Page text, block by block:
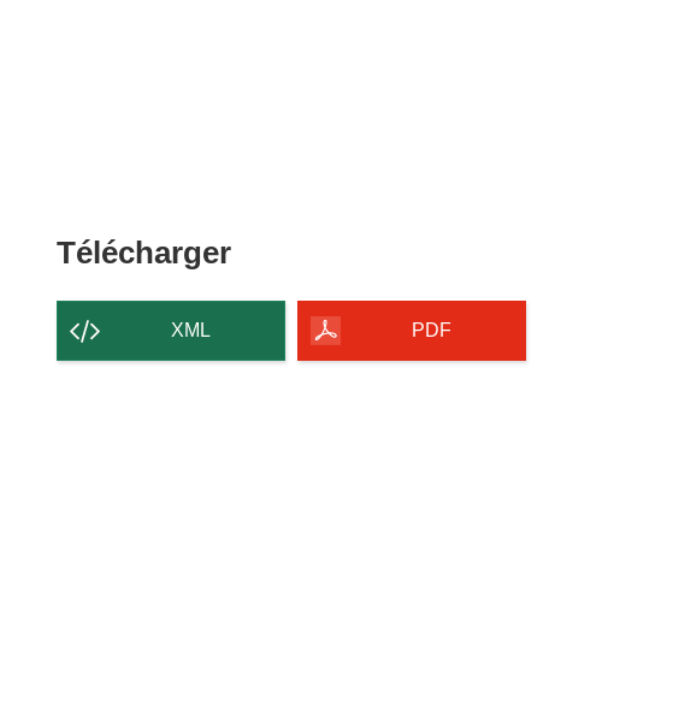
TéléchargerTélécharger
contenu
de
XML PDF